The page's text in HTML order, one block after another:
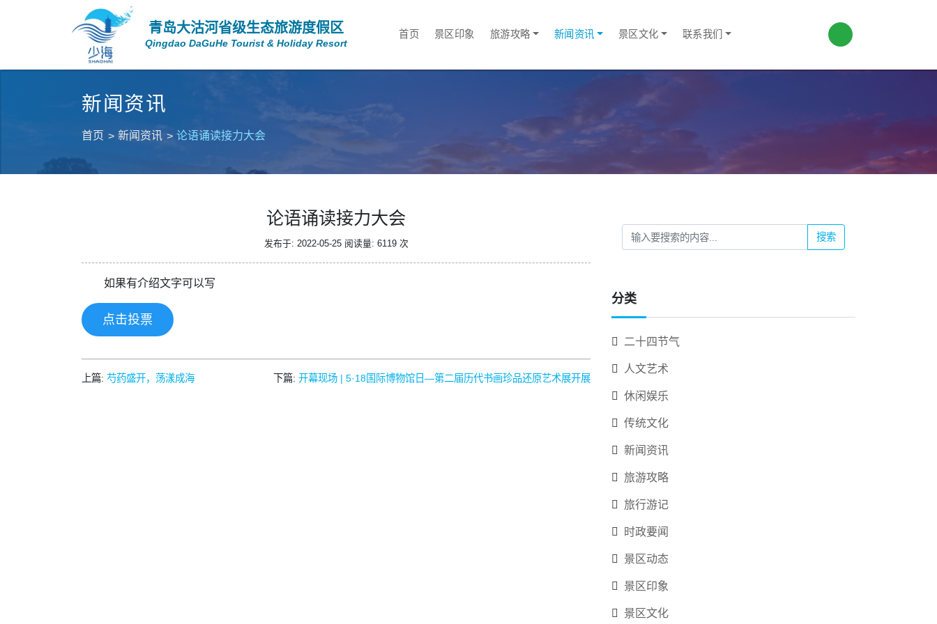
青岛大沽河省级生态旅游度假区
Qingdao DaGuHe Tourist & Holiday Resort
首页 景区印象 旅游攻略 新闻资讯 景区文化 联系我们
新闻资讯
首页 新闻资讯 论语诵读接力大会
论语诵读接力大会
发布于: 2022-05-25 阅读量: 6119 次
如果有介绍文字可以写
点击投票
上篇: 芍药盛开，荡漾成海 下篇: 开幕现场 | 5·18国际博物馆日—第二届历代书画珍品还原艺术展开展
搜索
分类
二十四节气
人文艺术
休闲娱乐
传统文化
新闻资讯
旅游攻略
旅行游记
时政要闻
景区动态
景区印象
景区文化